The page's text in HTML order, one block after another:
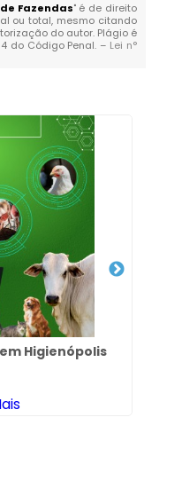
Fazendas" é de direito
ou total, mesmo citando
do autor. Plágio é
do Código Penal. – Lei n°
Higienópolis